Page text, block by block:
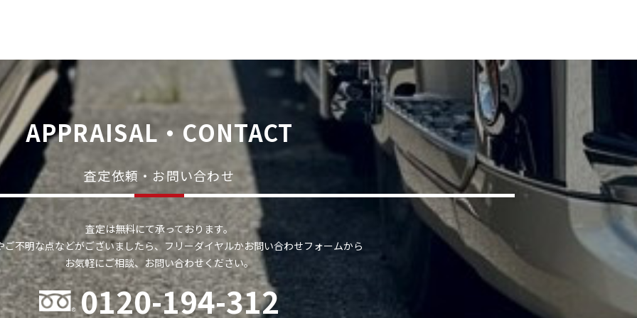
APPRAISAL・CONTACT
査定依頼・お問い合わせ
査定は無料にて承っております。
ご不明な点などがございましたら、フリーダイヤルかお問い合わせフォームから
お気軽にご相談、お問い合わせください。
0120-194-312